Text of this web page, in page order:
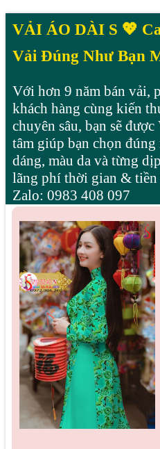
VẢI ÁO DÀI S 💖
Vải Đúng Như Bạn
Với hơn 9 năm bán vải,
khách hàng cùng kiến
chuyên sâu, bạn sẽ
tâm giúp bạn chọn
dáng, màu da và từng
lãng phí thời gian &
Zalo: 0983 408 097